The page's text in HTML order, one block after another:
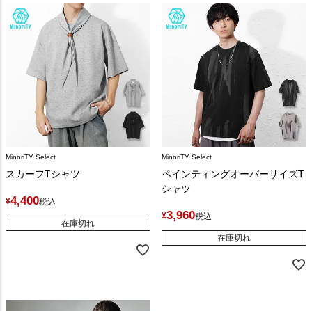
MinoriTY Select
スカーフTシャツ
¥4,400税込
在庫切れ
MinoriTY Select
ペインティングオーバーサイズT
シャツ
¥3,960税込
在庫切れ